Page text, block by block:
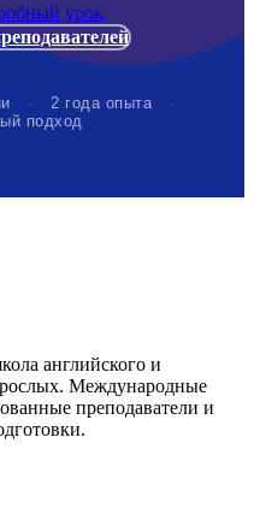
урок
· 2 года опыта
·
подход
английского и
Международные
преподаватели и